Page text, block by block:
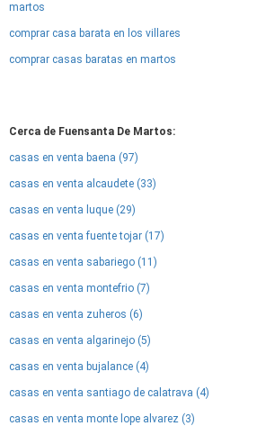
martos
comprar casa barata en los villares
comprar casas baratas en martos
Cerca de Fuensanta De Martos:
casas en venta baena (97)
casas en venta alcaudete (33)
casas en venta luque (29)
casas en venta fuente tojar (17)
casas en venta sabariego (11)
casas en venta montefrio (7)
casas en venta zuheros (6)
casas en venta algarinejo (5)
casas en venta bujalance (4)
casas en venta santiago de calatrava (4)
casas en venta monte lope alvarez (3)